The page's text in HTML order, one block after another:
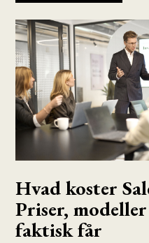
Hvad koster
Priser,
faktisk får